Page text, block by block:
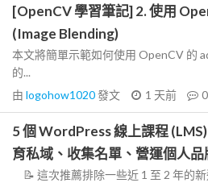
[OpenCV 學習筆記] 2. 使用
(Image Blending)
本文將簡單示範如何使用 OpenCV 的
的...
由 logohow1020發文 1 天前 0
5 個 WordPress 線上課程
育私域、收集名單、營運個人
📝 這次推薦排除一些近 1 至 2 年的